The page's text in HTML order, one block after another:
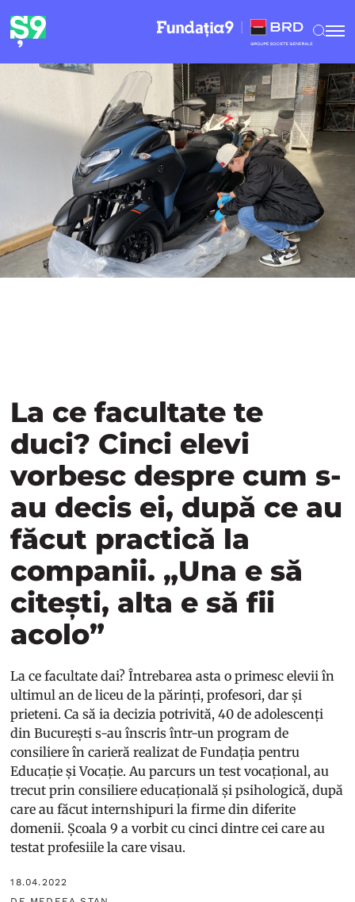
La ce facultate te
duci? Cinci elevi
vorbesc despre cum s-
au decis ei, după ce au
făcut practică la
companii. „Una e să
citești, alta e să fii
acolo”
La ce facultate dai? Întrebarea asta o primesc elevii în
ultimul an de liceu de la părinți, profesori, dar și
prieteni. Ca să ia decizia potrivită, 40 de adolescenți
din București s-au înscris într-un program de
consiliere în carieră realizat de Fundația pentru
Educație și Vocație. Au parcurs un test vocațional, au
trecut prin consiliere educațională și psihologică, după
care au făcut internshipuri la firme din diferite
domenii. Școala 9 a vorbit cu cinci dintre cei care au
testat profesiile la care visau.
18.04.2022